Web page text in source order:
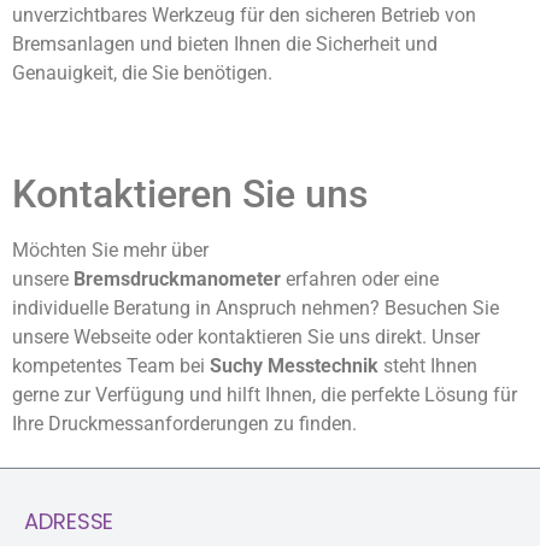
unverzichtbares Werkzeug für den sicheren Betrieb von
Bremsanlagen und bieten Ihnen die Sicherheit und
Genauigkeit, die Sie benötigen.
Kontaktieren Sie uns
Möchten Sie mehr über
unsere Bremsdruckmanometer erfahren oder eine
individuelle Beratung in Anspruch nehmen? Besuchen Sie
unsere Webseite oder kontaktieren Sie uns direkt. Unser
kompetentes Team bei Suchy Messtechnik steht Ihnen
gerne zur Verfügung und hilft Ihnen, die perfekte Lösung für
Ihre Druckmessanforderungen zu finden.
ADRESSE